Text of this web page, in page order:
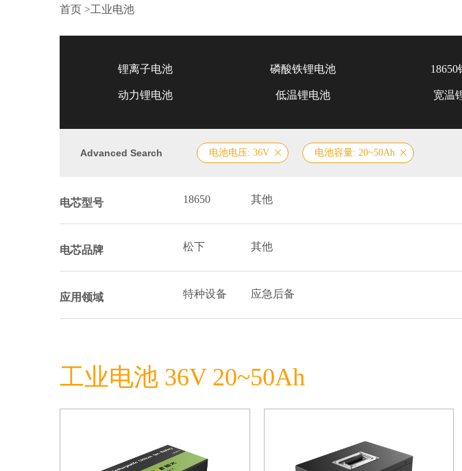
首页 >工业电池
锂离子电池 磷酸铁锂电池
动力锂电池 低温锂电池 宽温
Advanced Search 电池电压: 36V 电池容量: 20~50Ah
电芯型号 18650 其他
电芯品牌 松下 其他
应用领域 特种设备 应急后备
工业电池 36V 20~50Ah